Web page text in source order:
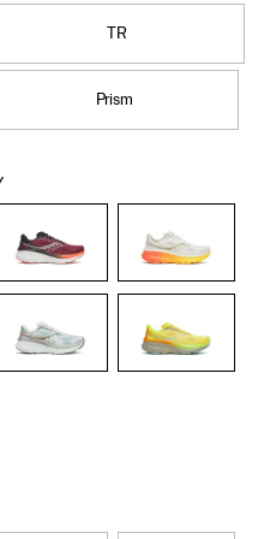
TR
Prism